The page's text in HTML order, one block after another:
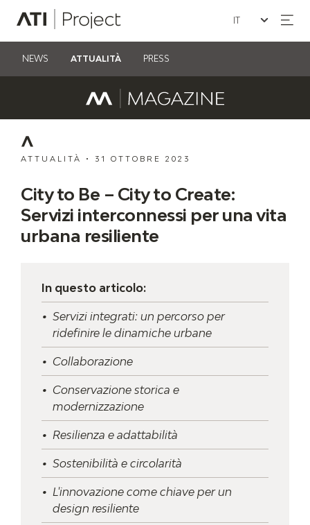
ATI Project
Seleziona la
NEWS ATTUALITÀ PRESS
ATTUALITÀ • 31 OTTOBRE 2023
City to Be – City to Create:
Servizi interconnessi per una vita
urbana resiliente
In questo articolo:
Servizi integrati: un percorso per
ridefinire le dinamiche urbane
Collaborazione
Conservazione storica e
modernizzazione
Resilienza e adattabilità
Sostenibilità e circolarità
L'innovazione come chiave per un
design resiliente